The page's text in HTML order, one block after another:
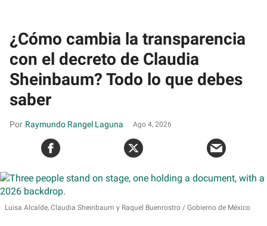
¿Cómo cambia la transparencia
con el decreto de Claudia
Sheinbaum? Todo lo que debes
saber
Raymundo Rangel Laguna Ago 4, 2026
Luisa Alcalde, Claudia Sheinbaum y Raquel Buenrostro Gobierno de México